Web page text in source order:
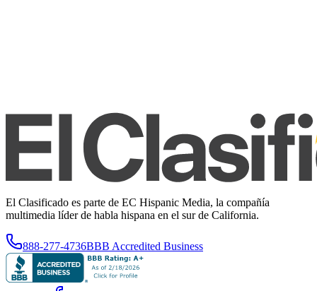
El Clasificado es parte de EC Hispanic Media, la compañía
multimedia líder de habla hispana en el sur de California.
888-277-4736BBB Accredited Business